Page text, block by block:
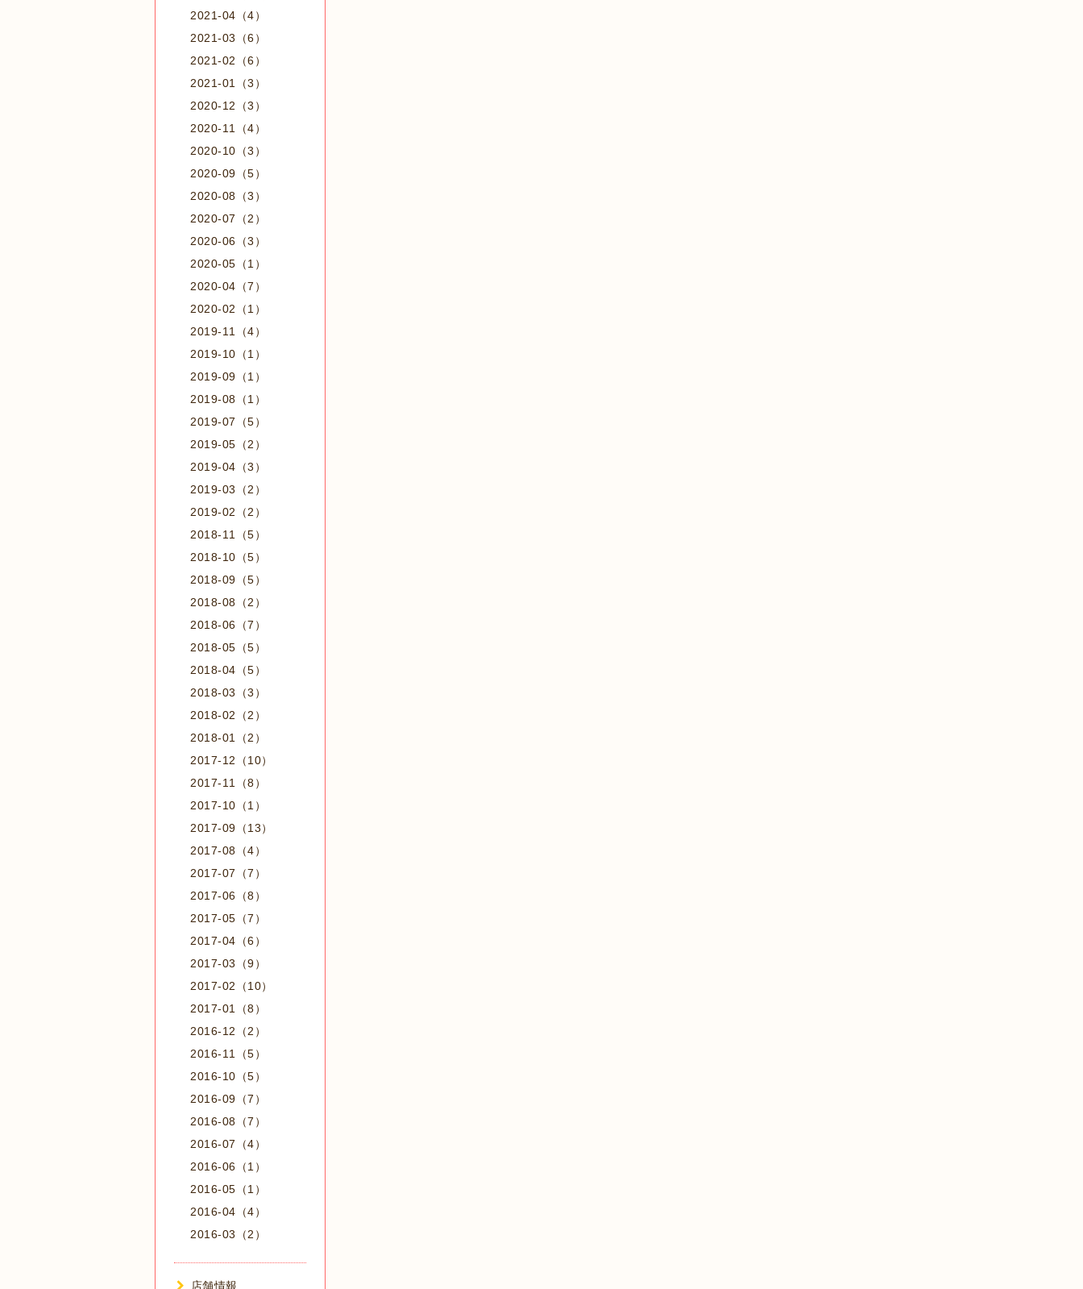
2021-04（4）
2021-03（6）
2021-02（6）
2021-01（3）
2020-12（3）
2020-11（4）
2020-10（3）
2020-09（5）
2020-08（3）
2020-07（2）
2020-06（3）
2020-05（1）
2020-04（7）
2020-02（1）
2019-11（4）
2019-10（1）
2019-09（1）
2019-08（1）
2019-07（5）
2019-05（2）
2019-04（3）
2019-03（2）
2019-02（2）
2018-11（5）
2018-10（5）
2018-09（5）
2018-08（2）
2018-06（7）
2018-05（5）
2018-04（5）
2018-03（3）
2018-02（2）
2018-01（2）
2017-12（10）
2017-11（8）
2017-10（1）
2017-09（13）
2017-08（4）
2017-07（7）
2017-06（8）
2017-05（7）
2017-04（6）
2017-03（9）
2017-02（10）
2017-01（8）
2016-12（2）
2016-11（5）
2016-10（5）
2016-09（7）
2016-08（7）
2016-07（4）
2016-06（1）
2016-05（1）
2016-04（4）
2016-03（2）
店舗情報